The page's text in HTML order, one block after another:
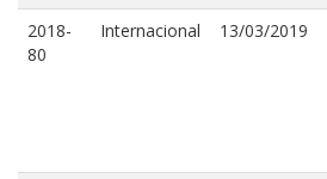
2018-
80
Internacional 13/03/2019